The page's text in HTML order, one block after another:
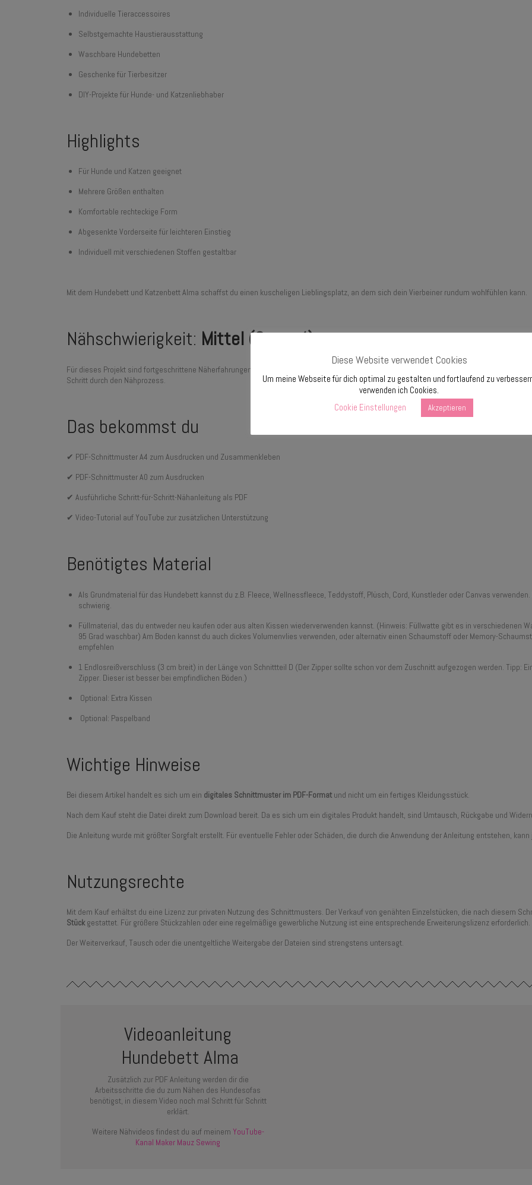
Individuelle Tieraccessoires
Selbstgemachte Haustierausstattung
Waschbare Hundebetten
Geschenke für Tierbesitzer
DIY-Projekte für Hunde- und Katzenliebhaber
Highlights
Für Hunde und Katzen geeignet
Mehrere Größen enthalten
Komfortable rechteckige Form
Abgesenkte Vorderseite für leichteren Einstieg
Individuell mit verschiedenen Stoffen gestaltbar
Mit dem Hundebett und Katzenbett Alma schaffst du einen kuscheligen Lieblingsplatz, an dem sich dein Vierbeiner rundum wohlfühlen kann.
Nähschwierigkeit: Mittel (3 von 4)
Für dieses Projekt sind fortgeschrittene Näherfahrungen hilfreich. Grundkenntnisse im Nähen von Reißverschlüssen und Taschen sind von
Schritt durch den Nähprozess.
Das bekommst du
✔ PDF-Schnittmuster A4 zum Ausdrucken und Zusammenkleben
✔ PDF-Schnittmuster A0 zum Ausdrucken
✔ Ausführliche Schritt-für-Schritt-Nähanleitung als PDF
✔ Video-Tutorial auf YouTube zur zusätzlichen Unterstützung
Benötigtes Material
Als Grundmaterial für das Hundebett kannst du z.B. Fleece, Wellnessfleece, Teddystoff, Plüsch, Cord, Kunstleder oder Canvas
schwierig.
Füllmaterial, das du entweder neu kaufen oder aus alten Kissen wiederverwenden kannst. (Hinweis: Füllwatte gibt es in verschiedenen
95 Grad waschbar) Am Boden kannst du auch dickes Volumenvlies verwenden, oder alternativ einen Schaumstoff oder Memory-
empfehlen
1 Endlosreißverschluss (3 cm breit) in der Länge von Schnittteil D (Der Zipper sollte schon vor dem Zuschnitt aufgezogen werden. Tipp:
Zipper. Dieser ist besser bei empfindlichen Böden.)
Optional: Extra Kissen
Optional: Paspelband
Wichtige Hinweise
Bei diesem Artikel handelt es sich um ein digitales Schnittmuster im PDF-Format und nicht um ein fertiges Kleidungsstück.
Nach dem Kauf steht die Datei direkt zum Download bereit. Da es sich um ein digitales Produkt handelt, sind Umtausch, Rückgabe und
Die Anleitung wurde mit größter Sorgfalt erstellt. Für eventuelle Fehler oder Schäden, die durch die Anwendung der Anleitung entstehen,
Nutzungsrechte
Mit dem Kauf erhältst du eine Lizenz zur privaten Nutzung des Schnittmusters. Der Verkauf von genähten Einzelstücken, die nach diesem
Stückgestattet. Für größere Stückzahlen oder eine regelmäßige gewerbliche Nutzung ist eine entsprechende Erweiterungslizenz erforderlich.
Der Weiterverkauf, Tausch oder die unentgeltliche Weitergabe der Dateien sind strengstens untersagt.
Videoanleitung
Hundebett Alma
Zusätzlich zur PDF Anleitung werden dir die
Arbeitsschritte die du zum Nähen des Hundesofas
benötigst, in diesem Video noch mal Schritt für Schritt
erklärt.
Weitere Nähvideos findest du auf meinem YouTube-
Kanal Maker Mauz Sewing
Diese Website verwendet Cookies
Um meine Webseite für dich optimal zu gestalten und fortlaufend zu
verwenden ich Cookies.
Cookie Einstellungen
Akzeptieren